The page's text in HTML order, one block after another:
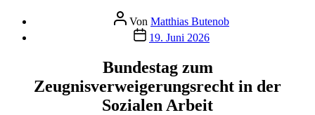
Beitragsautor
Von Matthias Butenob
Veröffentlichungsdatum
19. Juni 2026
Bundestag zum
Zeugnisverweigerungsrecht in der
Sozialen Arbeit